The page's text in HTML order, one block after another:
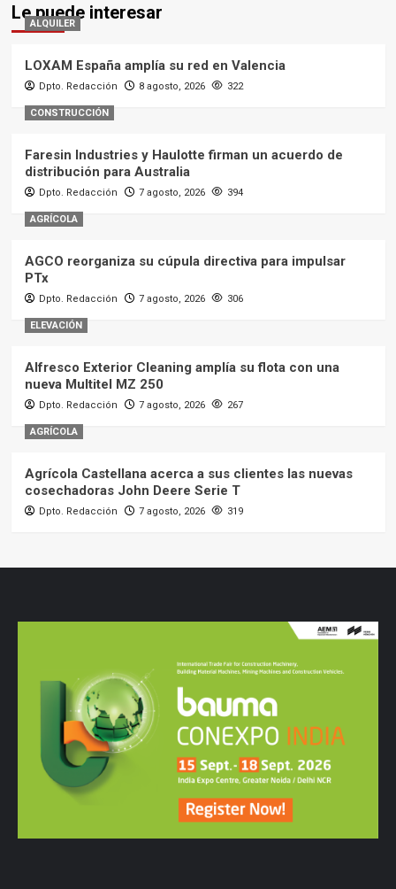
Le puede interesar
ALQUILER
LOXAM España amplía su red en Valencia
Dpto. Redacción 8 agosto, 2026 322
CONSTRUCCIÓN
Faresin Industries y Haulotte firman un acuerdo de
distribución para Australia
Dpto. Redacción 7 agosto, 2026 394
AGRÍCOLA
AGCO reorganiza su cúpula directiva para impulsar
PTx
Dpto. Redacción 7 agosto, 2026 306
ELEVACIÓN
Alfresco Exterior Cleaning amplía su flota con una
nueva Multitel MZ 250
Dpto. Redacción 7 agosto, 2026 267
AGRÍCOLA
Agrícola Castellana acerca a sus clientes las nuevas
cosechadoras John Deere Serie T
Dpto. Redacción 7 agosto, 2026 319